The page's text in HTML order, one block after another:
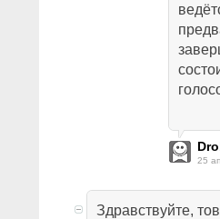
25
Здравствуйте,